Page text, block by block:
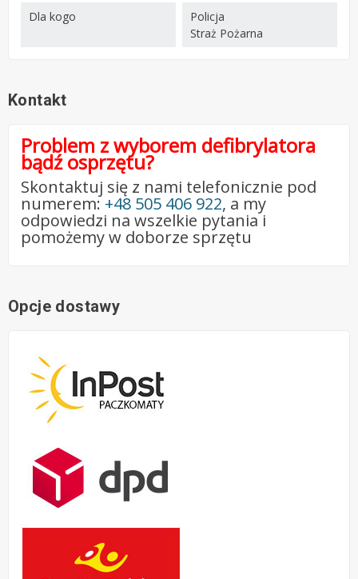
Dla kogo
Policja
Straż Pożarna
Kontakt
Problem z wyborem defibrylatora
bądź osprzętu?
Skontaktuj się z nami telefonicznie pod
numerem:+48 505 406 922, a my
odpowiedzi na wszelkie pytania i
pomożemy w doborze sprzętu
Opcje dostawy